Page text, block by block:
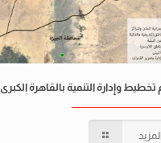
وإدارة التنمية بالقاهرة الكبرى